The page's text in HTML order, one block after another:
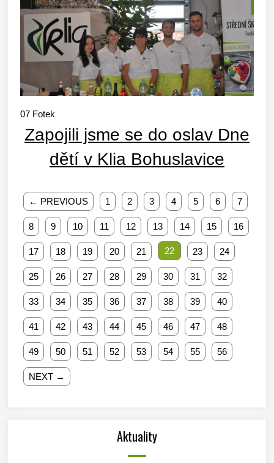
07 Fotek
Zapojili jsme se do oslav Dne
dětí v Klia Bohuslavice
← PREVIOUS 1 2 3 4 5 6 7
8 9 10 11 12 13 14 15 16
17 18 19 20 21 22 23 24
25 26 27 28 29 30 31 32
33 34 35 36 37 38 39 40
41 42 43 44 45 46 47 48
49 50 51 52 53 54 55 56
NEXT →
Aktuality